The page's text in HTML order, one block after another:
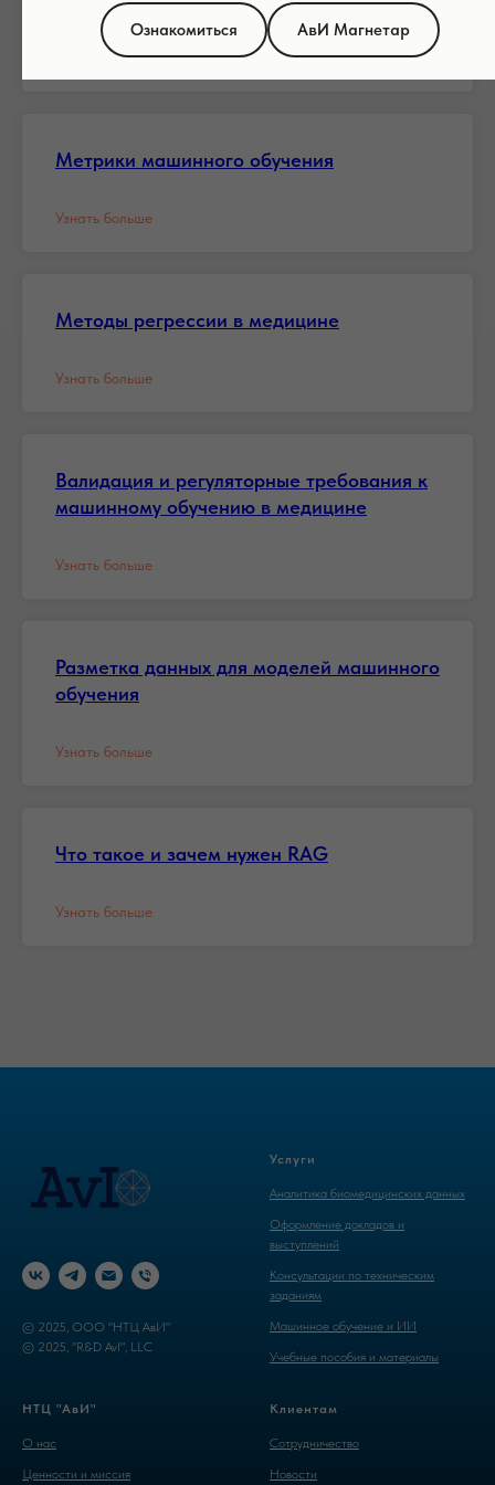
Узнать больше
Метрики машинного обучения
Узнать больше
Методы регрессии в медицине
Узнать больше
Валидация и регуляторные требования к
машинному обучению в медицине
Узнать больше
Разметка данных для моделей машинного
обучения
Узнать больше
Что такое и зачем нужен RAG
Узнать больше
Ознакомиться АвИ Магнетар
© 2025, ООО "НТЦ АвИ"
© 2025, "R&D AvI", LLC
Услуги
Аналитика биомедицинских данных
Оформление докладов и
выступлений
Консультации по техническим
заданиям
Машинное обучение и ИИ
Учебные пособия и материалы
НТЦ "АвИ"
О нас
Ценности и миссия
Клиентам
Cотрудничество
Новости